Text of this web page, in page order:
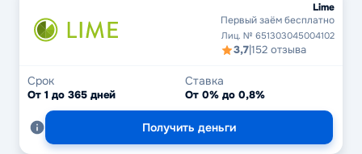
Lime
Первый заём бесплатно
Лиц. № 651303045004102
3,7|152 отзыва
Срок
От 1 до 365 дней
Ставка
От 0% до 0,8%
Получить деньги